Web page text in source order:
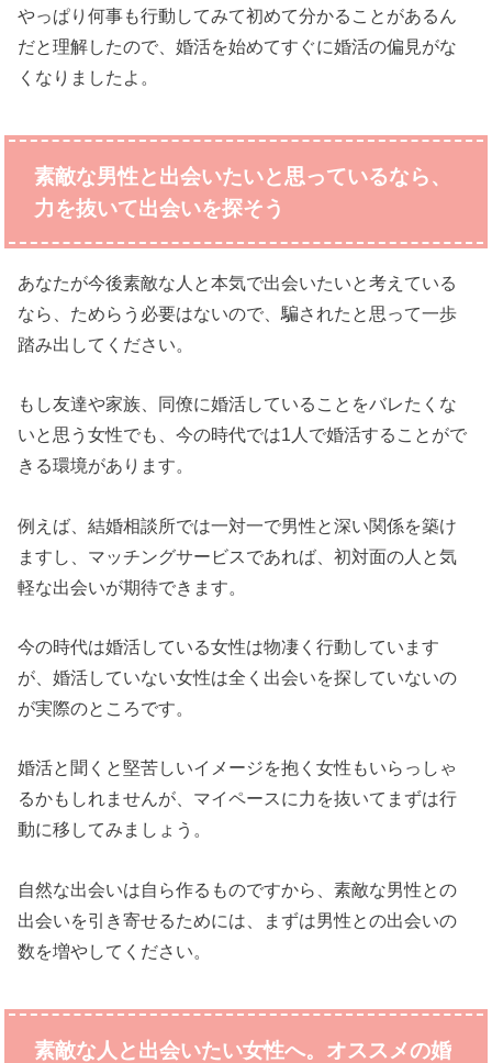
やっぱり何事も行動してみて初めて分かることがあるん
だと理解したので、婚活を始めてすぐに婚活の偏見がな
くなりましたよ。
素敵な男性と出会いたいと思っているなら、
力を抜いて出会いを探そう
あなたが今後素敵な人と本気で出会いたいと考えている
なら、ためらう必要はないので、騙されたと思って一歩
踏み出してください。
もし友達や家族、同僚に婚活していることをバレたくな
いと思う女性でも、今の時代では1人で婚活することがで
きる環境があります。
例えば、結婚相談所では一対一で男性と深い関係を築け
ますし、マッチングサービスであれば、初対面の人と気
軽な出会いが期待できます。
今の時代は婚活している女性は物凄く行動しています
が、婚活していない女性は全く出会いを探していないの
が実際のところです。
婚活と聞くと堅苦しいイメージを抱く女性もいらっしゃ
るかもしれませんが、マイペースに力を抜いてまずは行
動に移してみましょう。
自然な出会いは自ら作るものですから、素敵な男性との
出会いを引き寄せるためには、まずは男性との出会いの
数を増やしてください。
素敵な人と出会いたい女性へ。オススメの婚